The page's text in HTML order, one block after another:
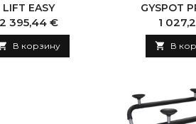
LIFT EASY
395,44 €
В корзину
GYSPOT
Цена
1
 В